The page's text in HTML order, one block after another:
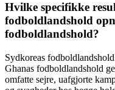
Hvilke specifikke
fodboldlandshold
fodboldlandshold?
Sydkoreas
Ghanas fodboldlandshold
omfatte sejre, uafgjorte